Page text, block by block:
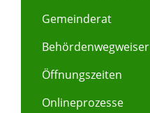
Gemeinderat
Behördenwegweiser
Öffnungszeiten
Onlineprozesse